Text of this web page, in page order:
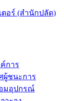
อร์ (สำนักปลัด)